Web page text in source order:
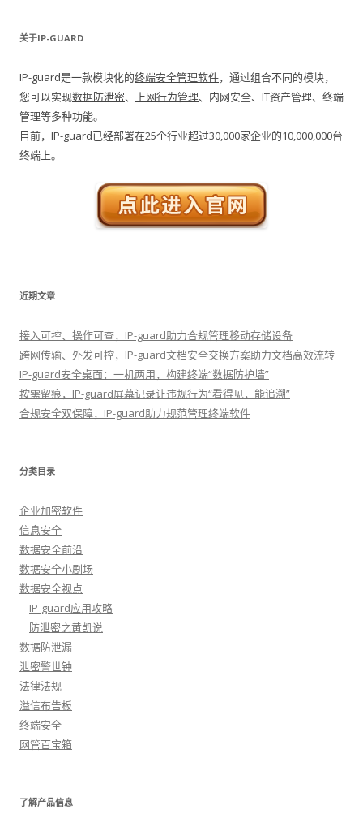
关于IP-GUARD
IP-guard是一款模块化的终端安全管理软件，通过组合不同的模块，
您可以实现数据防泄密、 上网行为管理、内网安全、IT资产管理、终端
管理等多种功能。
目前，IP-guard已经部署在25个行业超过30,000家企业的10,000,000台
终端上。
近期文章
接入可控、操作可查，IP-guard助力合规管理移动存储设备
跨网传输、外发可控，IP-guard文档安全交换方案助力文档高效流转
IP-guard安全桌面：一机两用，构建终端“数据防护墙”
按需留痕，IP-guard屏幕记录让违规行为“看得见，能追溯”
合规安全双保障，IP-guard助力规范管理终端软件
分类目录
企业加密软件
信息安全
数据安全前沿
数据安全小剧场
数据安全视点
IP-guard应用攻略
防泄密之黄凯说
数据防泄漏
泄密警世钟
法律法规
溢信布告板
终端安全
网管百宝箱
了解产品信息